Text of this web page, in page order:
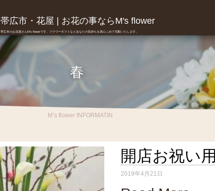
帯広市・花屋 | お花の事ならM's flower
帯広市のお花屋さんM's flowerです。フラワーギフトなどあなたの気持ちを真心こめて宅配いたします。
春
M’s flower INFORMATIN
開店お祝い用
2019年4月21日